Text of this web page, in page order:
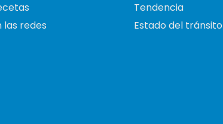
las redes
Tendencia
Estado del tránsito